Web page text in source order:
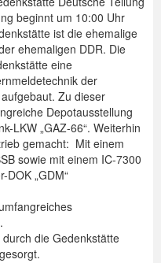
beginnt um 10:00 Uhr
ist die ehemalige
ehemaligen DDR. Die
eine
der
Zu dieser
Depotausstellung
LKW „GAZ-66“. Weiterhin
gemacht: Mit einem
sowie mit einem IC-7300
DOK „GDM“
die Gedenkstätte